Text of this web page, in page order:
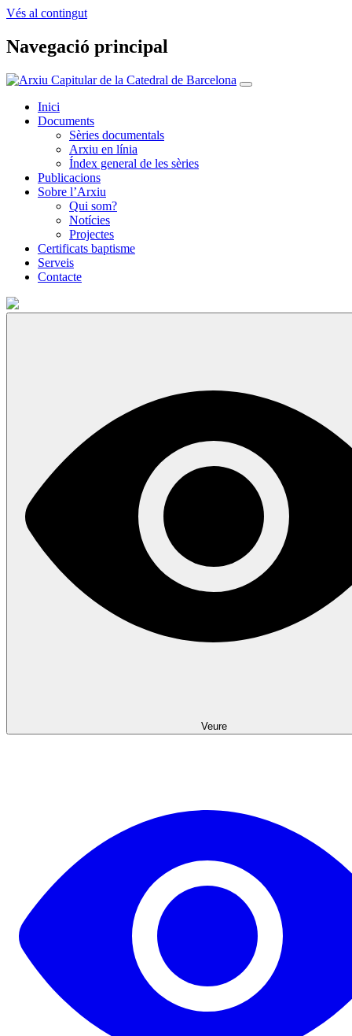
Vés al contingut
Navegació principal
Inici
Documents
Sèries documentals
Arxiu en línia
Índex general de les sèries
Publicacions
Sobre l’Arxiu
Qui som?
Notícies
Projectes
Certificats baptisme
Serveis
Contacte
Veure